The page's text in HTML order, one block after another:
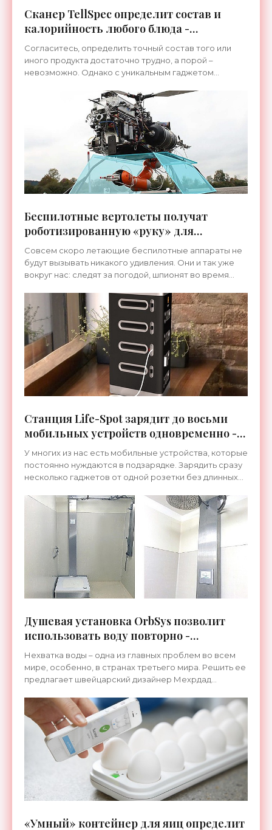
Сканер TellSpec определит состав и
калорийность любого блюда -
«Гаджеты»
Согласитесь, определить точный состав того или
иного продукта достаточно трудно, а порой –
невозможно. Однако с уникальным гаджетом
Беспилотные вертолеты получат
роботизированную «руку» для
выполнения сверхсложных заданий -
«Дистанционное управление»
Совсем скоро летающие беспилотные аппараты не
будут вызывать никакого удивления. Они и так уже
вокруг нас: следят за погодой, шпионят во время
Станция Life-Spot зарядит до восьми
мобильных устройств одновременно -
«Гаджеты»
У многих из нас есть мобильные устройства, которые
постоянно нуждаются в подзарядке. Зарядить сразу
несколько гаджетов от одной розетки без длинных
зарядная
Душевая установка OrbSys позволит
использовать воду повторно -
«Гаджеты»
Нехватка воды – одна из главных проблем во всем
мире, особенно, в странах третьего мира. Решить ее
предлагает швейцарский дизайнер Мехрдад
установку ...
«Умный» контейнер для яиц определит